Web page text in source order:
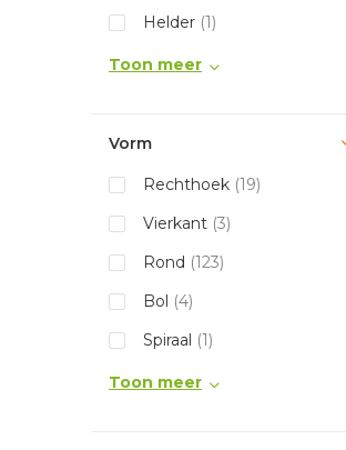
Helder (1)
Toon meer
Vorm
Rechthoek (19)
Vierkant (3)
Rond (123)
Bol (4)
Spiraal (1)
Toon meer